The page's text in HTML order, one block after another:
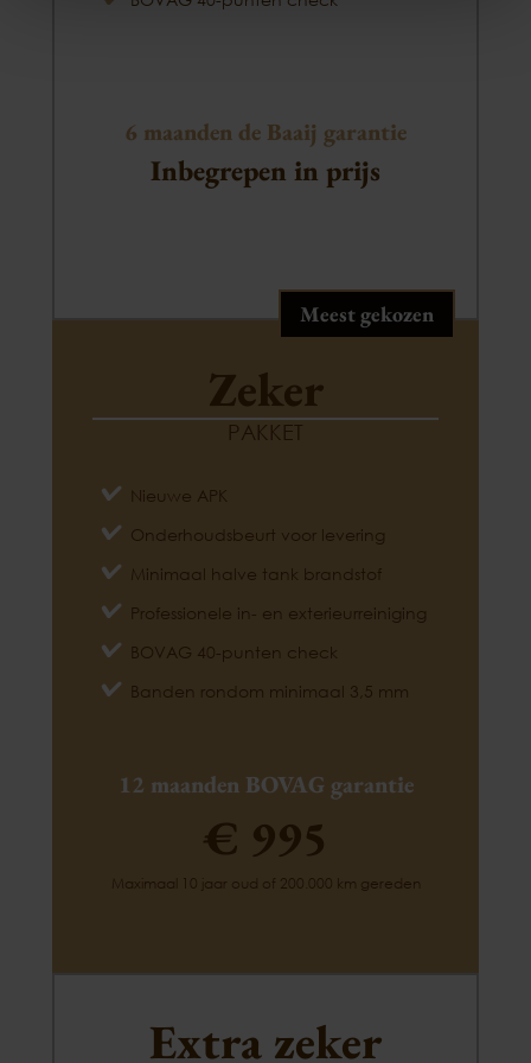
6 maanden de Baaij garantie
Inbegrepen in prijs
Meest gekozen
Zeker
PAKKET
Nieuwe APK
Onderhoudsbeurt voor levering
Minimaal halve tank brandstof
Professionele in- en exterieurreiniging
BOVAG 40-punten check
Banden rondom minimaal 3,5 mm
12 maanden BOVAG garantie
€ 995
Maximaal 10 jaar oud of 200.000 km gereden
Extra zeker